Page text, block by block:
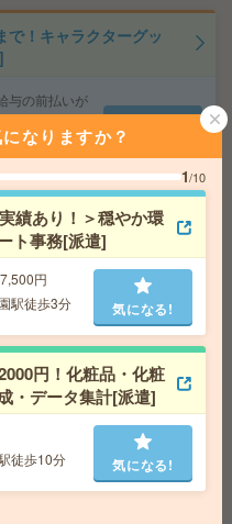
で！キャラクターグッ
与の前払いが
時短＊2名の募集＊受
の前払いが
歩5分
気になる!
！品質検査・データ入
なりますか？
1/10
績あり！＞穏やか環
ト事務[派遣]
円
駅徒歩3分 気になる!
円！化粧品・化粧
・データ集計[派遣]
徒歩10分 気になる!